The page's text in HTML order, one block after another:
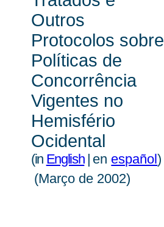
Outros
Protocolos sobre
Políticas de
Concorrência
Vigentes no
Hemisfério
Ocidental
(in English| en español)
(Março de 2002)